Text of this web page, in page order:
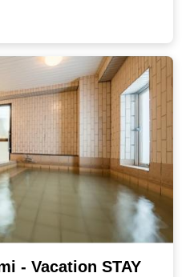
- Vacation STAY